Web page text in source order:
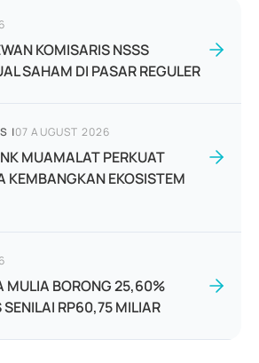
KOMISARIS NSSS
SAHAM DI PASAR REGULER
|07 AUGUST 2026
MUAMALAT PERKUAT
KEMBANGKAN EKOSISTEM
MULIA BORONG 25,60%
RP60,75 MILIAR